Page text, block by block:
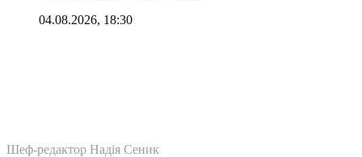
04.08.2026, 18:30
Шеф-редактор Надія Сеник